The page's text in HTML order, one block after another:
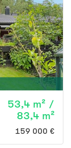
53,4 m² /
83,4 m²
159 000 €